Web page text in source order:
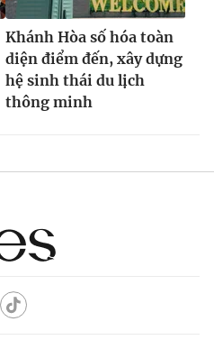
Khánh Hòa số hóa toàn
diện điểm đến, xây dựng
hệ sinh thái du lịch
thông minh